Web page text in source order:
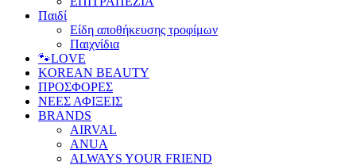
Παιδί
Είδη αποθήκευσης τροφίμων
Παιχνίδια
🐾LOVE
KOREAN BEAUTY
ΠΡΟΣΦΟΡΕΣ
ΝΕΕΣ ΑΦΙΞΕΙΣ
BRANDS
AIRVAL
ANUA
ALWAYS YOUR FRIEND